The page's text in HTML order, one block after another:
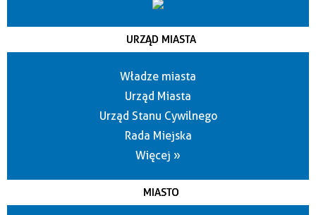
URZĄD MIASTA
Władze miasta
Urząd Miasta
Urząd Stanu Cywilnego
Rada Miejska
Więcej »
MIASTO